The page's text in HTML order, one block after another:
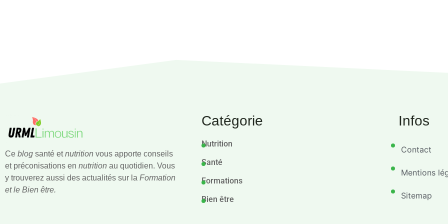
Ce blog santé etnutrition vous apporte conseils
et préconisations en nutrition au quotidien. Vous
y trouverez aussi des actualités sur la Formation
et le Bien être.
Catégorie
Nutrition
Santé
Formations
Bien être
Infos
Contact
Mentions
Sitemap